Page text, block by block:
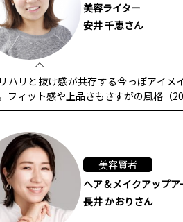
美容ライター
安井 千恵さん
ハリと抜け感が共存する今っぽアイ
フィット感や上品さもさすがの風格（
美容賢者
ヘア＆メイクアップア
長井 かおりさん